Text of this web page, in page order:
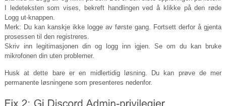
I ledeteksten som vises, bekreft handlingen ved å klikke på den røde
Logg ut-knappen.
Merk: Du kan kanskje ikke logge av første gang. Fortsett derfor å gjenta
prosessen til den registreres.
Skriv inn legitimasjonen din og logg inn igjen. Se om du kan bruke
mikrofonen din uten problemer.
Husk at dette bare er en midlertidig løsning. Du kan prøve de mer
permanente løsningene som presenteres nedenfor.